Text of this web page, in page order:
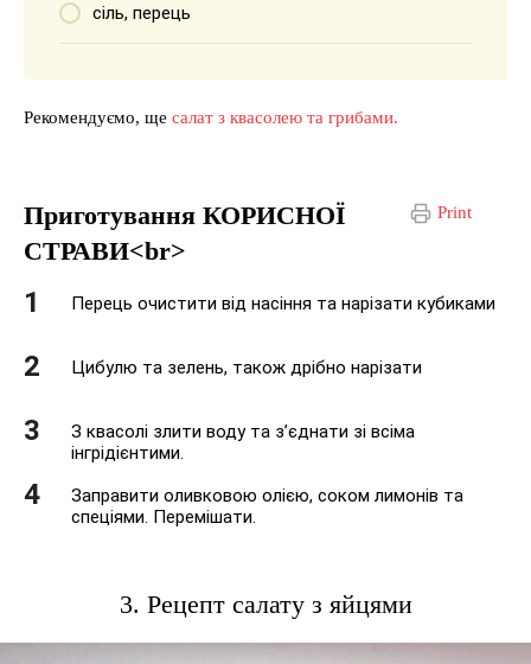
сіль, перець
Рекомендуємо, ще салат з квасолею та грибами.
Print
Приготування КОРИСНОЇ
СТРАВИ<br>
Перець очистити від насіння та нарізати кубиками
Цибулю та зелень, також дрібно нарізати
З квасолі злити воду та з’єднати зі всіма
інгрідієнтими.
Заправити оливковою олією, соком лимонів та
спеціями. Перемішати.
3. Рецепт салату з яйцями